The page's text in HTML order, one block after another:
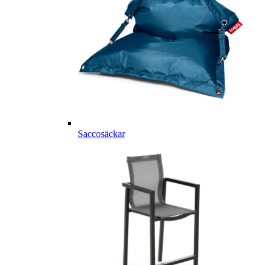
Saccosäckar